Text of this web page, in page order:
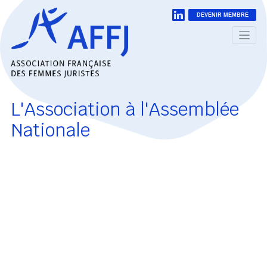
DEVENIR MEMBRE
L'Association à l'Assemblée
Nationale